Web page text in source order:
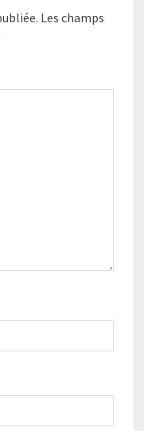
Les champs